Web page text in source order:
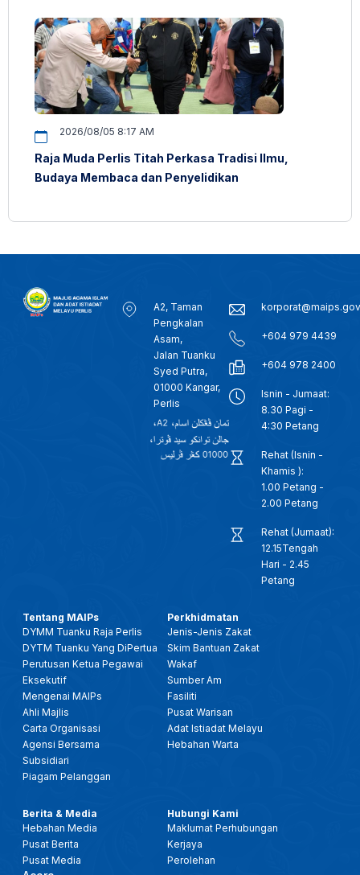
2026/08/05 8:17 AM
Raja Muda Perlis Titah Perkasa Tradisi Ilmu,
Budaya Membaca dan Penyelidikan
A2, Taman
Pengkalan
Asam,
Jalan Tuanku
Syed Putra,
01000 Kangar,
Perlis
+604 979 4439
+604 978 2400
Isnin - Jumaat:
8.30 Pagi -
4:30 Petang
Rehat (Isnin -
Khamis ):
1.00 Petang -
2.00 Petang
Rehat (Jumaat):
12.15Tengah
Hari - 2.45
Petang
Tentang MAIPs
DYMM Tuanku Raja Perlis
DYTM Tuanku Yang DiPertua
Perutusan Ketua Pegawai
Eksekutif
Mengenai MAIPs
Ahli Majlis
Carta Organisasi
Agensi Bersama
Subsidiari
Piagam Pelanggan
Perkhidmatan
Jenis-Jenis Zakat
Skim Bantuan Zakat
Wakaf
Sumber Am
Fasiliti
Pusat Warisan
Adat Istiadat Melayu
Hebahan Warta
Berita & Media
Hebahan Media
Pusat Berita
Pusat Media
Hubungi Kami
Maklumat Perhubungan
Kerjaya
Perolehan